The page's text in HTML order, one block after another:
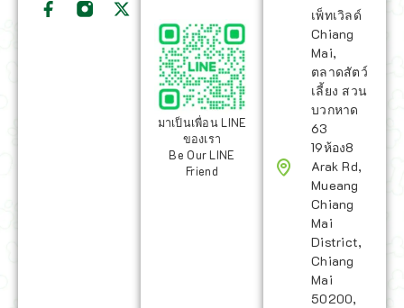
มาเป็นเพื่อน LINE
ของเรา
Be Our LINE
Friend
เพ็ทเวิลด์
Chiang
Mai,
ตลาดสัตว์
เลี้ยง สวน
บวกหาด
63
19ห้อง8
Arak Rd,
Mueang
Chiang
Mai
District,
Chiang
Mai
50200,